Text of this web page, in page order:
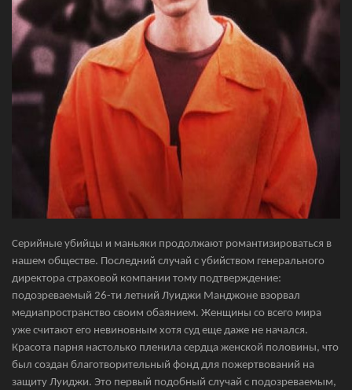
Серийные убийцы и маньяки продолжают романтизироваться в
нашем обществе. Последний случай с убийством генерального
директора страховой компании тому подтверждение:
подозреваемый 26-ти летний Луиджи Манджоне взорвал
медиапространство своим обаянием. Женщины со всего мира
уже считают его невиновным хотя суд еще даже не начался.
Красота парня настолько пленила сердца женской половины, что
был создан благотворительный фонд для пожертвований на
защиту Луиджи. Это первый подобный случай с подозреваемым,